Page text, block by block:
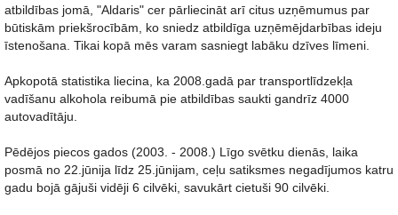
atbildības jomā, "Aldaris" cer pārliecināt arī citus uzņēmumus par
būtiskām priekšrocībām, ko sniedz atbildīga uzņēmējdarbības ideju
īstenošana. Tikai kopā mēs varam sasniegt labāku dzīves līmeni.
Apkopotā statistika liecina, ka 2008.gadā par transportlīdzekļa
vadīšanu alkohola reibumā pie atbildības saukti gandrīz 4000
autovadītāju.
Pēdējos piecos gados (2003. - 2008.) Līgo svētku dienās, laika
posmā no 22.jūnija līdz 25.jūnijam, ceļu satiksmes negadījumos katru
gadu bojā gājuši vidēji 6 cilvēki, savukārt cietuši 90 cilvēki.